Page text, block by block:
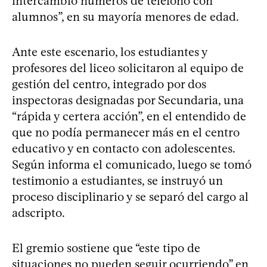
alumnos”, en su mayoría menores de edad.
Ante este escenario, los estudiantes y
profesores del liceo solicitaron al equipo de
gestión del centro, integrado por dos
inspectoras designadas por Secundaria, una
“rápida y certera acción”, en el entendido de
que no podía permanecer más en el centro
educativo y en contacto con adolescentes.
Según informa el comunicado, luego se tomó
testimonio a estudiantes, se instruyó un
proceso disciplinario y se separó del cargo al
adscripto.
El gremio sostiene que “este tipo de
situaciones no pueden seguir ocurriendo” en